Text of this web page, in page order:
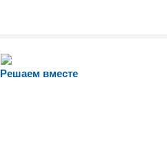
Решаем вместе